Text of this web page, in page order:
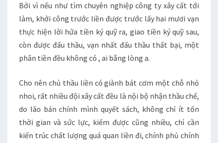
Bởi vì nếu như tìm chuyên nghiệp công ty xây cất tới
làm, khởi công trước liền được trước lấy hai mươi vạn
thực hiện lời hứa tiền ký quỹ ra, giao tiền ký quỹ sau,
còn được đấu thầu, vạn nhất đấu thầu thất bại, một
phân tiền đều không có , ai bằng lòng a.
Cho nên chủ thầu liền có giành bát cơm một chỗ nhỏ
nhoi, rất nhiều đội xây cất đều là nội bộ nhận thầu chế,
do lão bản chính mình quyết sách, không chỉ ít tốn
thời gian và sức lực, kiếm được cũng nhiều, chỉ cần
kiến trúc chất lượng quá quan liền đi, chính phủ chính